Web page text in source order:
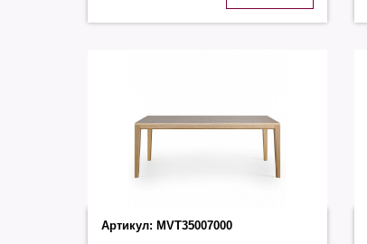
Артикул: MVT35007000